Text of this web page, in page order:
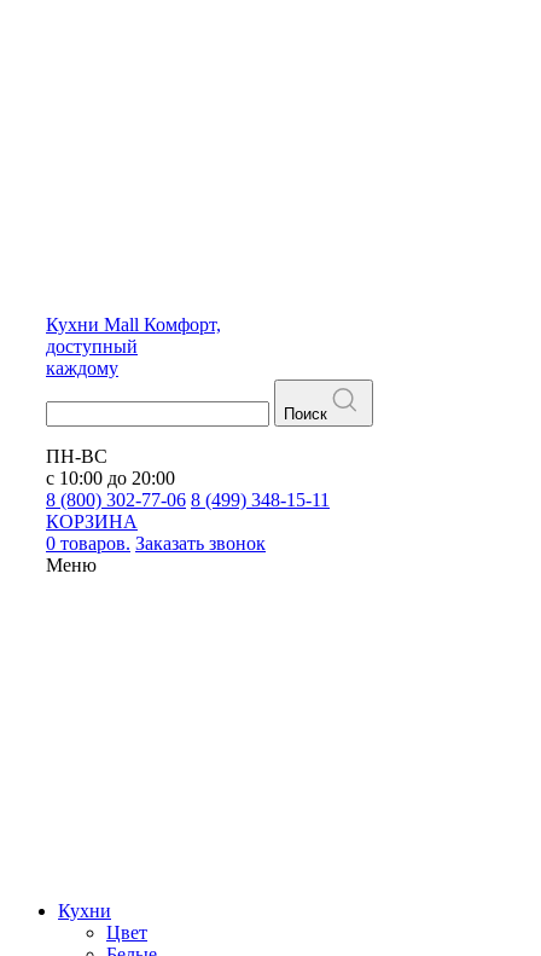
Кухни Mall Комфорт,
доступный
каждому
Поиск
ПН-ВС
с 10:00 до 20:00
8 (800) 302-77-06 8 (499) 348-15-11
КОРЗИНА
0 товаров. Заказать звонок
Меню
Кухни
Цвет